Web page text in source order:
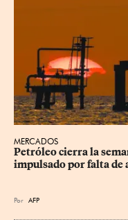
MERCADOS
Petróleo cierra la
impulsado por falta de
Por AFP